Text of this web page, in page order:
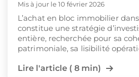
Mis à jour le 10 février 2026
L’achat en bloc immobilier
constitue une stratégie
entière, recherchée pour sa
patrimoniale, sa lisibilité
Lire l'article ( 8 min)